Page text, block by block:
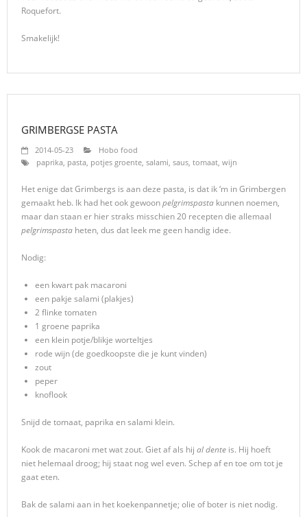
Roquefort.
Smakelijk!
GRIMBERGSE PASTA
2014-05-23
Hobo food
paprika, pasta, potjes groente, salami, saus, tomaat, wijn
Het enige dat Grimbergs is aan deze pasta, is dat ik ‘m in Grimbergen
gemaakt heb. Ik had het ook gewoonpelgrimspasta kunnen noemen,
maar dan staan er hier straks misschien 20 recepten die allemaal
pelgrimspasta heten, dus dat leek me geen handig idee.
Nodig:
een kwart pak macaroni
een pakje salami (plakjes)
2 flinke tomaten
1 groene paprika
een klein potje/blikje worteltjes
rode wijn (de goedkoopste die je kunt vinden)
zout
peper
knoflook
Snijd de tomaat, paprika en salami klein.
Kook de macaroni met wat zout. Giet af als hij al dente is. Hij hoeft
niet helemaal droog; hij staat nog wel even. Schep af en toe om tot je
gaat eten.
Bak de salami aan in het koekenpannetje; olie of boter is niet nodig.